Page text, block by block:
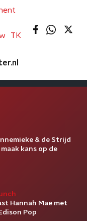
TK
& de Strijd
kans op de
Hannah Mae met
Pop